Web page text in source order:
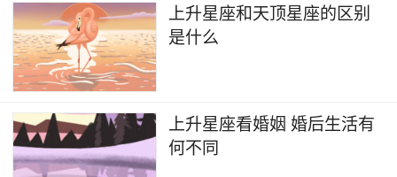
上升星座和天顶星座的区别
是什么
上升星座看婚姻 婚后生活有
何不同